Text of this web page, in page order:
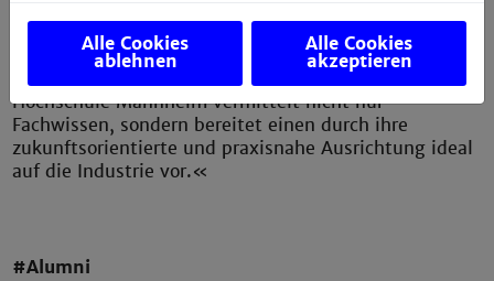
und persönliche Kontakt zu den Dozierenden, der es
ermöglichte, tiefgreifende Kenntnisse zu erlangen
und ein solides Netzwerk aufzubauen. Die Technische
Hochschule Mannheim vermittelt nicht nur
Fachwissen, sondern bereitet einen durch ihre
zukunftsorientierte und praxisnahe Ausrichtung ideal
auf die Industrie vor.«
#Alumni
Alle Cookies
ablehnen
Alle Cookies
akzeptieren